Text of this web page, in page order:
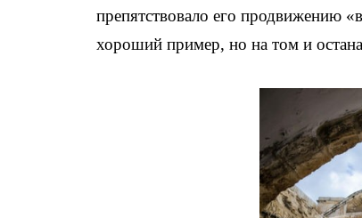
препятствовало его продвижению
хороший пример, но на том и